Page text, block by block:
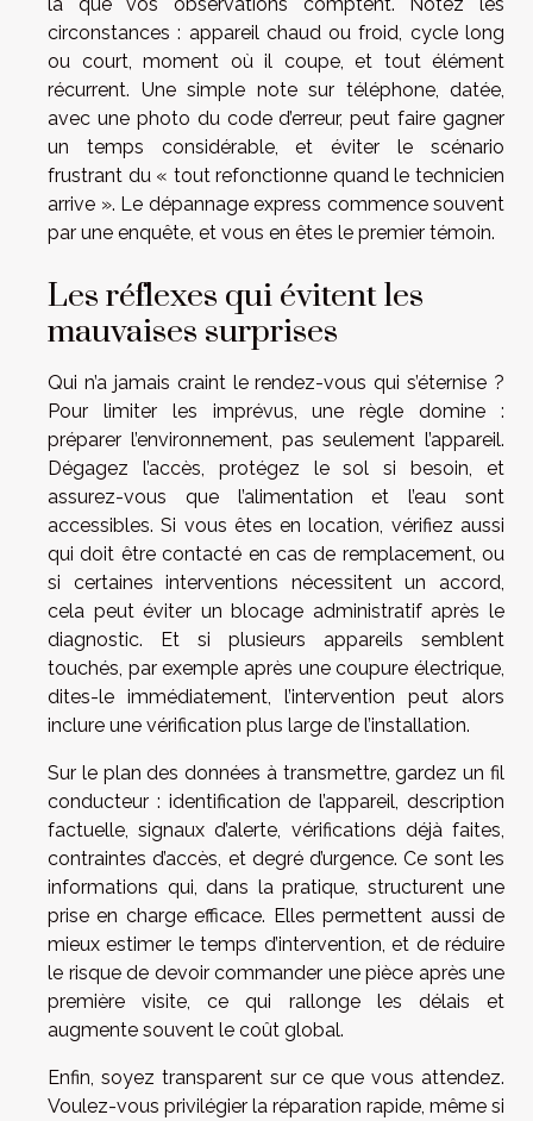
là que vos observations comptent. Notez les
circonstances : appareil chaud ou froid, cycle long
ou court, moment où il coupe, et tout élément
récurrent. Une simple note sur téléphone, datée,
avec une photo du code d’erreur, peut faire gagner
un temps considérable, et éviter le scénario
frustrant du « tout refonctionne quand le technicien
arrive ». Le dépannage express commence souvent
par une enquête, et vous en êtes le premier témoin.
Les réflexes qui évitent les
mauvaises surprises
Qui n’a jamais craint le rendez-vous qui s’éternise ?
Pour limiter les imprévus, une règle domine :
préparer l’environnement, pas seulement l’appareil.
Dégagez l’accès, protégez le sol si besoin, et
assurez-vous que l’alimentation et l’eau sont
accessibles. Si vous êtes en location, vérifiez aussi
qui doit être contacté en cas de remplacement, ou
si certaines interventions nécessitent un accord,
cela peut éviter un blocage administratif après le
diagnostic. Et si plusieurs appareils semblent
touchés, par exemple après une coupure électrique,
dites-le immédiatement, l’intervention peut alors
inclure une vérification plus large de l’installation.
Sur le plan des données à transmettre, gardez un fil
conducteur : identification de l’appareil, description
factuelle, signaux d’alerte, vérifications déjà faites,
contraintes d’accès, et degré d’urgence. Ce sont les
informations qui, dans la pratique, structurent une
prise en charge efficace. Elles permettent aussi de
mieux estimer le temps d’intervention, et de réduire
le risque de devoir commander une pièce après une
première visite, ce qui rallonge les délais et
augmente souvent le coût global.
Enfin, soyez transparent sur ce que vous attendez.
Voulez-vous privilégier la réparation rapide, même si